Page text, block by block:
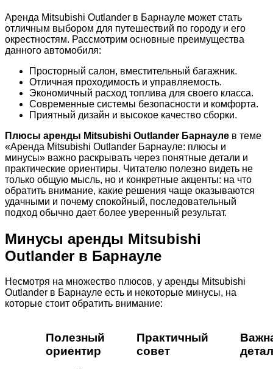
Аренда Mitsubishi Outlander в Барнауле может стать
отличным выбором для путешествий по городу и его
окрестностям. Рассмотрим основные преимущества
данного автомобиля:
Просторный салон, вместительный багажник.
Отличная проходимость и управляемость.
Экономичный расход топлива для своего класса.
Современные системы безопасности и комфорта.
Приятный дизайн и высокое качество сборки.
Плюсы аренды Mitsubishi Outlander Барнауле в теме
«Аренда Mitsubishi Outlander Барнауле: плюсы и
минусы» важно раскрывать через понятные детали и
практические ориентиры. Читателю полезно видеть не
только общую мысль, но и конкретные акценты: на что
обратить внимание, какие решения чаще оказываются
удачными и почему спокойный, последовательный
подход обычно дает более уверенный результат.
Минусы аренды Mitsubishi
Outlander в Барнауле
Несмотря на множество плюсов, у аренды Mitsubishi
Outlander в Барнауле есть и некоторые минусы, на
которые стоит обратить внимание:
Полезный
ориентир
Практичный
совет